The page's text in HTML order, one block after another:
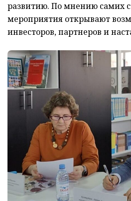
развитию. По мнению самих
мероприятия открывают
инвесторов, партнеров и